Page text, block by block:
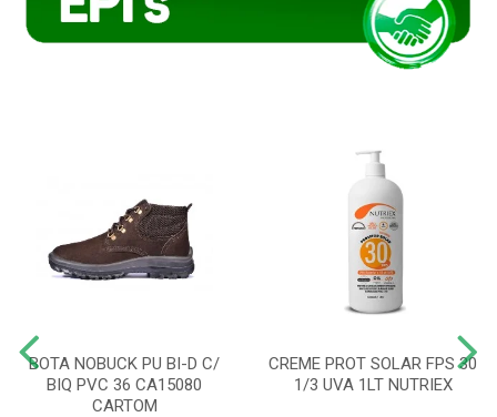
BOTA NOBUCK PU BI-D C/
BIQ PVC 36 CA15080
CARTOM
CREME PROT SOLAR FPS 30
1/3 UVA 1LT NUTRIEX